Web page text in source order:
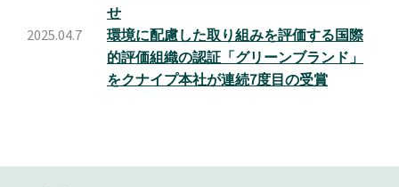
せ
2025.04.7
環境に配慮した取り組みを評価する国際
的評価組織の認証「グリーンブランド」
をクナイプ本社が連続7度目の受賞